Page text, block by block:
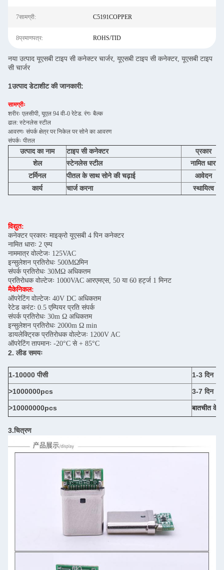
7सामग्री: C5191COPPER
8प्रमाणपत्र: ROHS/TID
नया उत्पाद यूएसबी टाइप सी कनेक्टर चार्जर, यूएसबी टाइप सी कनेक्टर, यूएसबी टाइप
सी चार्जर
1उत्पाद डेटाशीट की जानकारी:
सामग्रीः
शरीरः एलसीपी, यूएल 94 वी-0 रेटेड. रंगः बैल्क
ढाल: स्टेनलेस स्टील
आवरणः संपर्क क्षेत्र पर निकेल पर सोने का आवरण
संपर्कः पीतल
उत्पाद का नाम टाइप सी कनेक्टर
प्रकार
शेल
स्टेनलेस स्टील
नामित धारा
टर्मिनल
पीतल के साथ सोने की चढ़ाई
आवेदन
कार्य
चार्ज करना स्थायित्व
विद्युत:
कनेक्टर प्रकारः माइक्रो यूएसबी 4 पिन कनेक्टर
नामित धाराः 2 एम्प
नाममात्र वोल्टेजः 125VAC
इन्सुलेशन प्रतिरोधः 500MΩमिन
संपर्क प्रतिरोधः 30MΩ अधिकतम
प्रतिरोधक वोल्टेजः 1000VAC आरएमएस, 50 या 60 हर्ट्ज 1 मिनट
मैकेनिकल:
ऑपरेटिंग वोल्टेजः 40V DC अधिकतम
रेटेड करंटः 0.5 एम्पियर प्रति संपर्क
संपर्क प्रतिरोधः 30m Ω अधिकतम
इन्सुलेशन प्रतिरोधः 2000m Ω min
डायलेक्ट्रिक प्रतिरोधक वोल्टेजः 1200V AC
ऑपरेटिंग तापमानः -20°C से + 85°C
2. लीड समयः
1-10000 पीसी 1-3 दिन
>1000000pcs 3-7 दिन
>10000000pcs बातचीत के
3.चित्रण